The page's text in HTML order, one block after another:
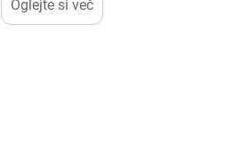
prostim očesom nevidne...
Oglejte si več